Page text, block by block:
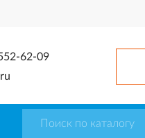
62-09